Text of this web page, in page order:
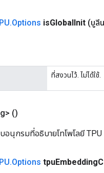
.Options isGlobalInit (บูลี
ที่สงวนไว้. ไม่ได้ใช้.
()
นุกรมที่อธิบายโทโพโลยี TPU
.Options tpuEmbedding